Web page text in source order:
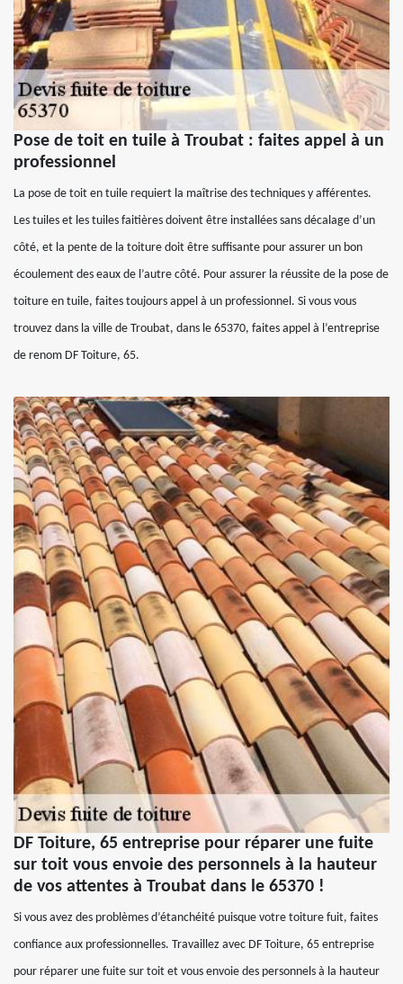
Pose de toit en tuile à Troubat : faites appel à un
professionnel
La pose de toit en tuile requiert la maîtrise des techniques y afférentes.
Les tuiles et les tuiles faitières doivent être installées sans décalage d’un
côté, et la pente de la toiture doit être suffisante pour assurer un bon
écoulement des eaux de l’autre côté. Pour assurer la réussite de la pose de
toiture en tuile, faites toujours appel à un professionnel. Si vous vous
trouvez dans la ville de Troubat, dans le 65370, faites appel à l’entreprise
de renom DF Toiture, 65.
DF Toiture, 65 entreprise pour réparer une fuite
sur toit vous envoie des personnels à la hauteur
de vos attentes à Troubat dans le 65370 !
Si vous avez des problèmes d’étanchéité puisque votre toiture fuit, faites
confiance aux professionnelles. Travaillez avec DF Toiture, 65 entreprise
pour réparer une fuite sur toit et vous envoie des personnels à la hauteur